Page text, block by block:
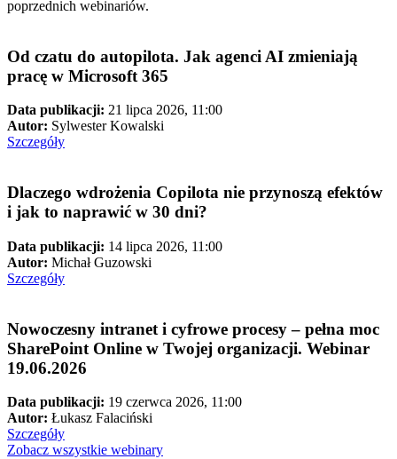
poprzednich webinariów.
Od czatu do autopilota. Jak agenci AI zmieniają
pracę w Microsoft 365
Data publikacji: 21 lipca 2026, 11:00
Autor: Sylwester Kowalski
Szczegóły
Dlaczego wdrożenia Copilota nie przynoszą efektów
i jak to naprawić w 30 dni?
Data publikacji: 14 lipca 2026, 11:00
Autor: Michał Guzowski
Szczegóły
Nowoczesny intranet i cyfrowe procesy – pełna moc
SharePoint Online w Twojej organizacji. Webinar
19.06.2026
Data publikacji: 19 czerwca 2026, 11:00
Autor: Łukasz Falaciński
Szczegóły
Zobacz wszystkie webinary